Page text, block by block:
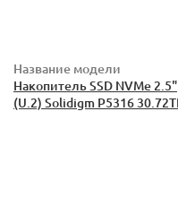
Название модели
Накопитель SSD NVMe 2.5"
(U.2) Solidigm P5316